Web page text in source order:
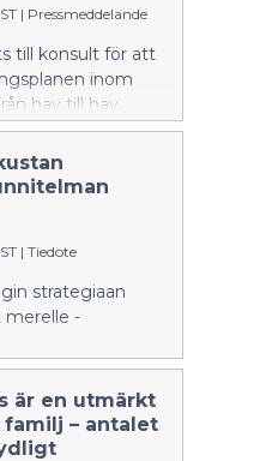
| Pressmeddelande
till konsult för att
inom
hav till hav,
stads strategi.
| Tiedote
strategiaan
merelle -
laatijaksi on
är en utmärkt
– antalet